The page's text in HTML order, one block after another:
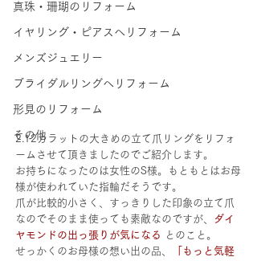
真珠・珊瑚のリフォーム
イヤリング・ピアスへリフォーム
メンズジュエリー
ブライダルリングへリフォーム
形見のリフォーム
その他
2.12カラットの大きめの立て爪リングをリフォ
ームさせて頂きましたのでご紹介します。
お持ちになったのは女性のS様。もともとはお母
様が使われていた指輪だそうです。
爪が比較的小さく、すっきりした印象の立て爪
なのでそのまま使っても素敵なのですが、
ダイ
ヤモンドの出っ張りが気になる
とのこと。
せっかくのお母様の想い出の品、
「もっと気軽